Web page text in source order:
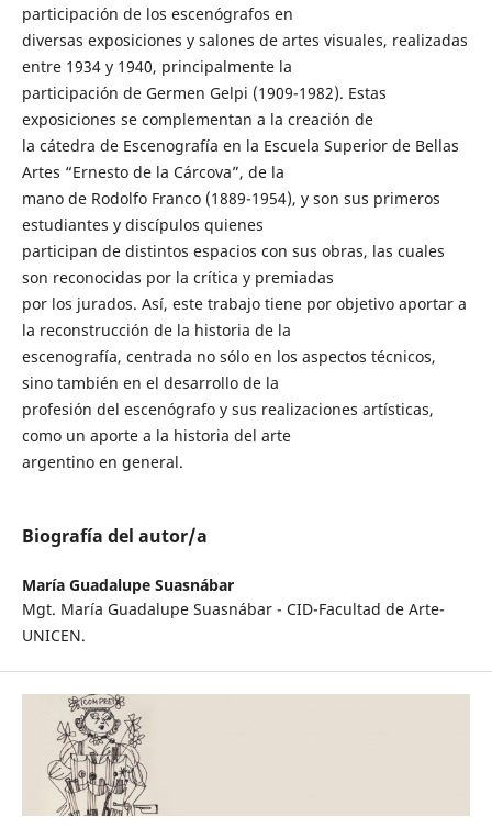
participación de los escenógrafos en
diversas exposiciones y salones de artes visuales, realizadas
entre 1934 y 1940, principalmente la
participación de Germen Gelpi (1909-1982). Estas
exposiciones se complementan a la creación de
la cátedra de Escenografía en la Escuela Superior de Bellas
Artes “Ernesto de la Cárcova”, de la
mano de Rodolfo Franco (1889-1954), y son sus primeros
estudiantes y discípulos quienes
participan de distintos espacios con sus obras, las cuales
son reconocidas por la crítica y premiadas
por los jurados. Así, este trabajo tiene por objetivo aportar a
la reconstrucción de la historia de la
escenografía, centrada no sólo en los aspectos técnicos,
sino también en el desarrollo de la
profesión del escenógrafo y sus realizaciones artísticas,
como un aporte a la historia del arte
argentino en general.
Biografía del autor/a
María Guadalupe Suasnábar
Mgt. María Guadalupe Suasnábar - CID-Facultad de Arte-
UNICEN.